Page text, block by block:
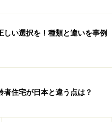
しい選択を！種類と違いを事例
者住宅が日本と違う点は？